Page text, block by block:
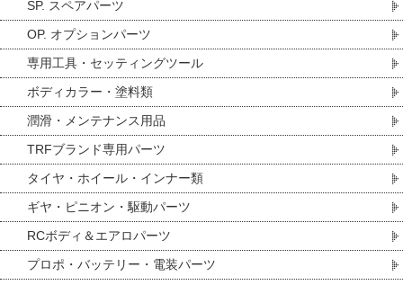
SP. スペアパーツ
OP. オプションパーツ
専用工具・セッティングツール
ボディカラー・塗料類
潤滑・メンテナンス用品
TRFブランド専用パーツ
タイヤ・ホイール・インナー類
ギヤ・ピニオン・駆動パーツ
RCボディ＆エアロパーツ
プロポ・バッテリー・電装パーツ